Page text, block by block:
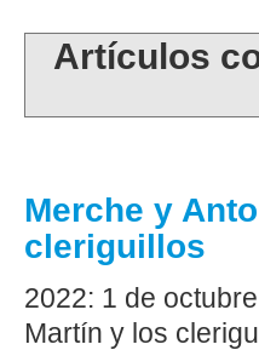
Artículos
Merche y
cleriguillos
2022: 1 de
Martín y los